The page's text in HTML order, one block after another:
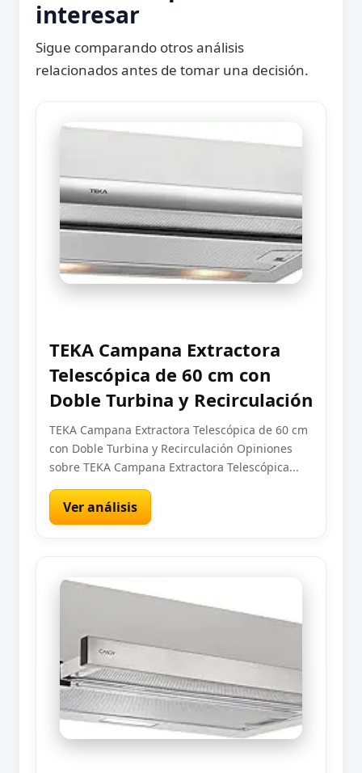
interesar
Sigue comparando otros análisis
relacionados antes de tomar una decisión.
TEKA Campana Extractora
Telescópica de 60 cm con
Doble Turbina y Recirculación
TEKA Campana Extractora Telescópica de 60 cm
con Doble Turbina y Recirculación Opiniones
sobre TEKA Campana Extractora Telescópica...
Ver análisis